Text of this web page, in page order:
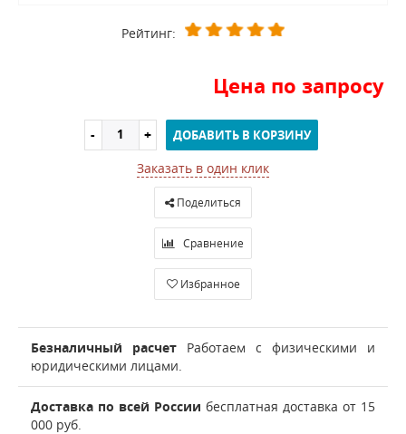
Рейтинг:
Цена по запросу
ДОБАВИТЬ В КОРЗИНУ
Заказать в один клик
Поделиться
Сравнение
Избранное
Безналичный расчет Работаем с физическими и
юридическими лицами.
Доставка по всей России бесплатная доставка от 15
000 руб.